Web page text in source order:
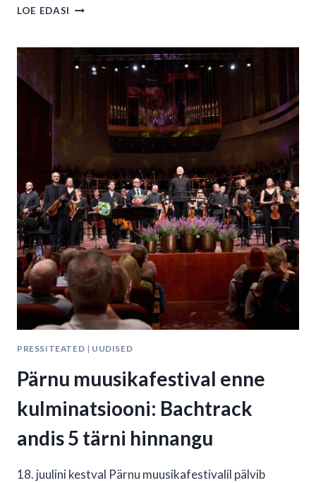
LOE EDASI PAAVO
VASTU
JAAPANI
PRESSITEATED | UUDISED
Pärnu muusikafestival enne
kulminatsiooni: Bachtrack
andis 5 tärni hinnangu
18. juulini kestval Pärnu muusikafestivalil pälvib